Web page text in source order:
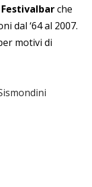
Festivalbarche
dal ‘64 al 2007.
motivi di